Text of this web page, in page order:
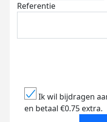
Referentie
Ik wil bijdragen
en betaal €0.75 extra.